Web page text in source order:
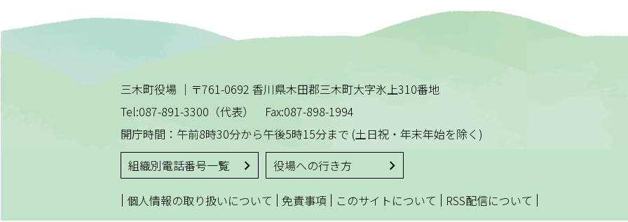
三木町役場 ｜ 〒761-0692 香川県木田郡三木町大字氷上310番地
Tel:087-891-3300（代表） Fax:087-898-1994
開庁時間：午前8時30分から午後5時15分まで (土日祝・年末年始を除く)
組織別電話番号一覧
役場への行き方
| 個人情報の取り扱いについて | 免責事項 | このサイトについて | RSS配信について |